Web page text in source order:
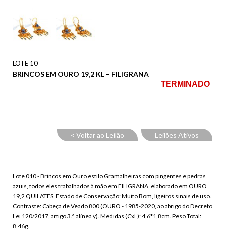
LOTE 10
BRINCOS EM OURO 19,2 KL – FILIGRANA
TERMINADO
< Voltar ao Leilão Leilões Ativos
Lote 010 - Brincos em Ouro estilo Gramalheiras com pingentes e pedras
azuis, todos eles trabalhados à mão em FILIGRANA, elaborado em OURO
19,2 QUILATES. Estado de Conservação: Muito Bom, ligeiros sinais de uso.
Contraste: Cabeça de Veado 800 (OURO - 1985-2020, ao abrigo do Decreto
Lei 120/2017, artigo 3.º, alínea y). Medidas (CxL): 4,6*1,8cm. Peso Total:
8,46g.